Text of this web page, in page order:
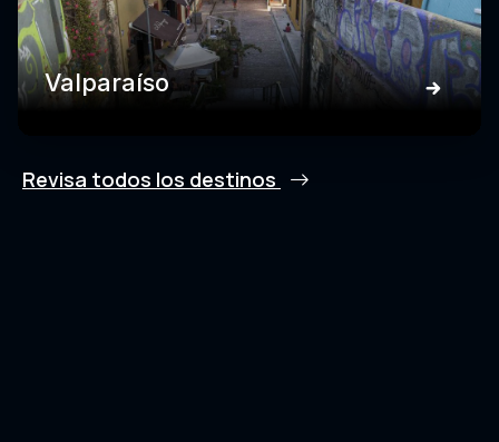
Valparaíso
Revisa todos los destinos